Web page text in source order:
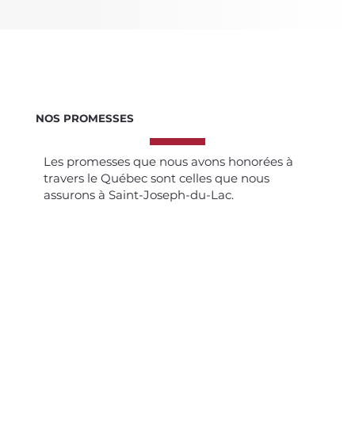
NOS PROMESSES
Les promesses que nous avons honorées à
travers le Québec sont celles que nous
assurons à Saint-Joseph-du-Lac.